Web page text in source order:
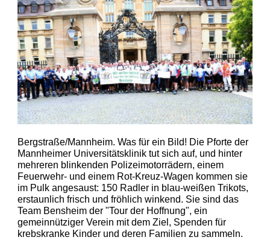
Bergstraße/Mannheim. Was für ein Bild! Die Pforte der
Mannheimer Universitätsklinik tut sich auf, und hinter
mehreren blinkenden Polizeimotorrädern, einem
Feuerwehr- und einem Rot-Kreuz-Wagen kommen sie
im Pulk angesaust: 150 Radler in blau-weißen Trikots,
erstaunlich frisch und fröhlich winkend. Sie sind das
Team Bensheim der "Tour der Hoffnung", ein
gemeinnütziger Verein mit dem Ziel, Spenden für
krebskranke Kinder und deren Familien zu sammeln.